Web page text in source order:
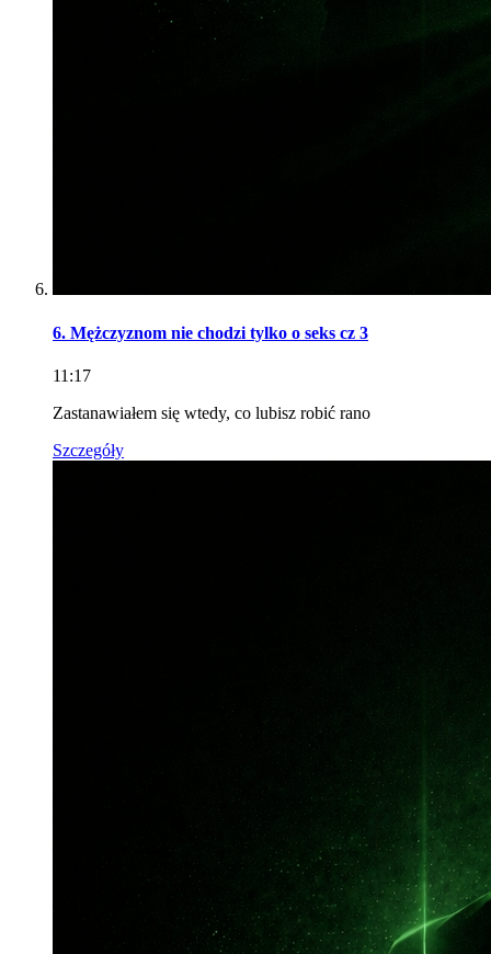
6. Mężczyznom nie chodzi tylko o seks cz 3
11:17
Zastanawiałem się wtedy, co lubisz robić rano
Szczegóły